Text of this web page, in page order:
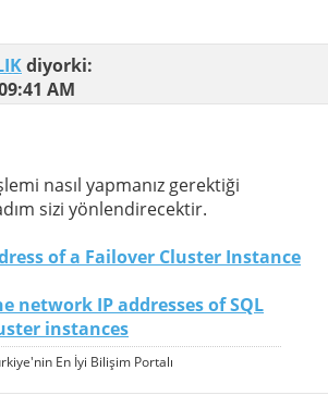
diyorki:
AM
nasıl yapmanız gerektiği
sizi yönlendirecektir.
of a Failover Cluster Instance
network IP addresses of SQL
instances
En İyi Bilişim Portalı